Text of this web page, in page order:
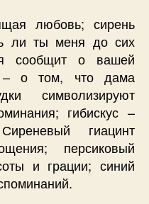
любовь; сирень
ли ты меня до сих
сообщит о вашей
– о том, что дама
символизируют
гибискус –
гиацинт
персиковый
и грации; синий